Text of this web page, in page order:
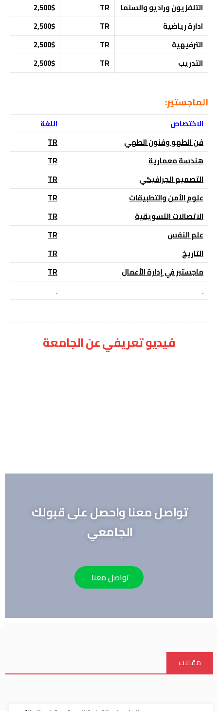
التلفزيون وراديو والسنما
TR
2,500$
ادارة رياضية
TR
2,500$
الترفيهية
TR
2,500$
التدريب
TR
2,500$
الماجستير:
الاختصاص
اللغة
فن الطهو وفنون الطهي
TR
هندسة معمارية
TR
التصميم الجرافيكي
TR
علوم الأمن والتطبيقات
TR
الاتصالات التسويقية
TR
علم النفس
TR
التاريخ
TR
ماجستير في إدارة الأعمال
TR
فيديو تعريفي عن الجامعة
تواصل معنا واحصل على قبولك
الجامعي
تواصل معنا
مقالات